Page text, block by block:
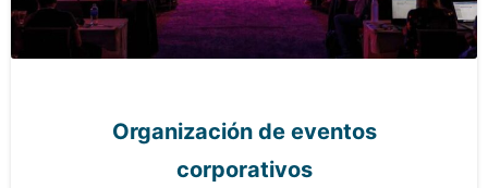
Organización de eventos
corporativos